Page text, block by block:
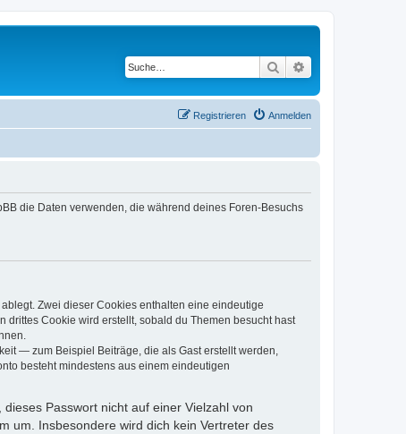
Suche
Anmelden
Registrieren
die Daten verwenden, die während deines Foren-Besuchs
Zwei dieser Cookies enthalten eine eindeutige
drittes Cookie wird erstellt, sobald du Themen besucht hast
— zum Beispiel Beiträge, die als Gast erstellt werden,
besteht mindestens aus einem eindeutigen
Passwort nicht auf einer Vielzahl von
um. Insbesondere wird dich kein Vertreter des